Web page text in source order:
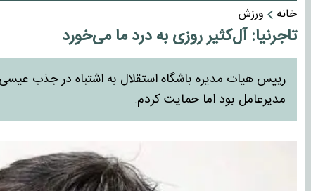
خانه
ورزش
تاجرنیا: آل‌کثیر روزی به درد ما می‌خورد
رییس هیات مدیره باشگاه استقلال به اشتباه در جذب
مدیرعامل بود اما حمایت کردم.